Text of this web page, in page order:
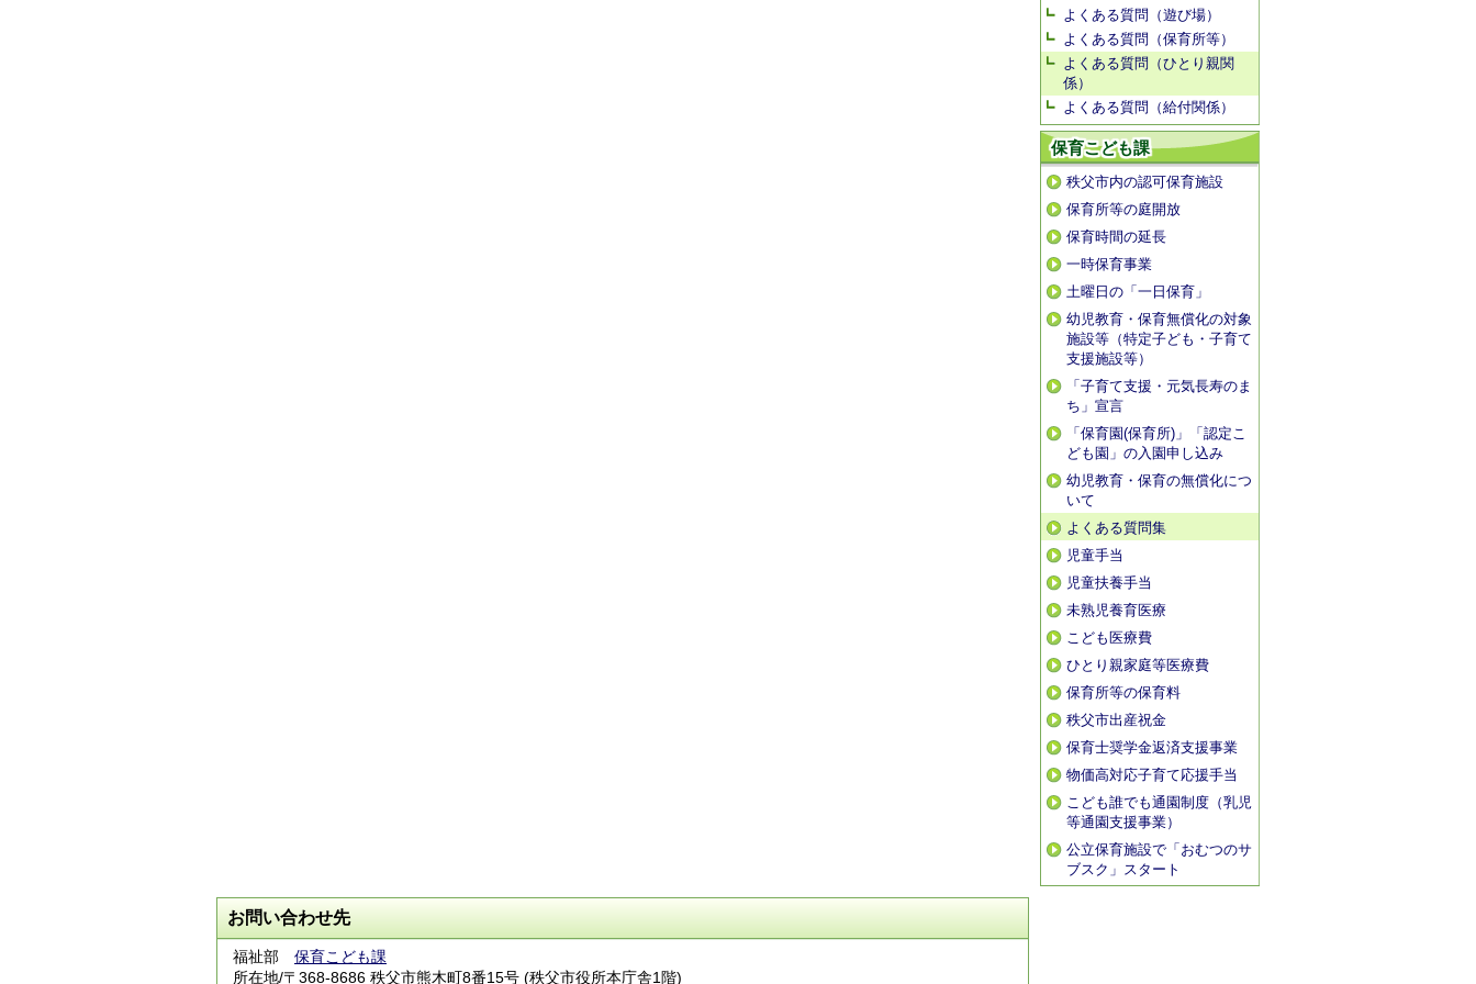
よくある質問（遊び場）
よくある質問（保育所等）
よくある質問（ひとり親関
係）
よくある質問（給付関係）
保育こども課
秩父市内の認可保育施設
保育所等の庭開放
保育時間の延長
一時保育事業
土曜日の「一日保育」
幼児教育・保育無償化の対象
施設等（特定子ども・子育て
支援施設等）
「子育て支援・元気長寿のま
ち」宣言
「保育園(保育所)」「認定こ
ども園」の入園申し込み
幼児教育・保育の無償化につ
いて
よくある質問集
児童手当
児童扶養手当
未熟児養育医療
こども医療費
ひとり親家庭等医療費
保育所等の保育料
秩父市出産祝金
保育士奨学金返済支援事業
物価高対応子育て応援手当
こども誰でも通園制度（乳児
等通園支援事業）
公立保育施設で「おむつのサ
ブスク」スタート
お問い合わせ先
福祉部 保育こども課
所在地/〒368-8686 秩父市熊木町8番15号 (秩父市役所本庁舎1階)